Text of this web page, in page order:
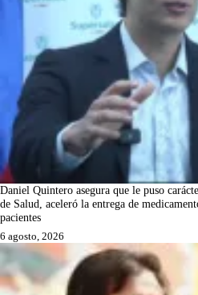
Daniel Quintero asegura que le puso
de Salud, aceleró la entrega de
pacientes
6 agosto, 2026